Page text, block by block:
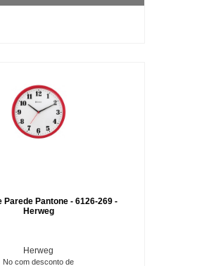
Parede Pantone - 6126-269 -
Herweg
Herweg
No com desconto de